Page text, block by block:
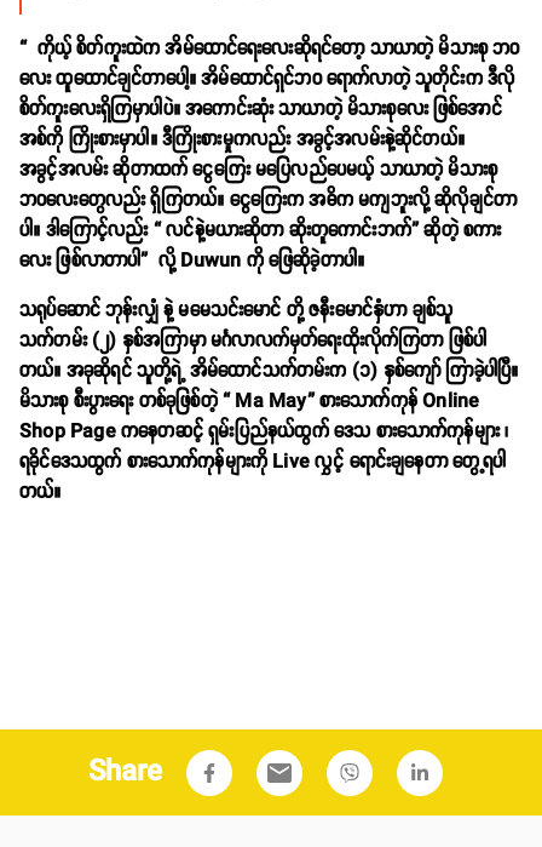
“ ကိုယ့် စိတ်ကူးထဲက အိမ်ထောင်ရေးလေးဆိုရင်တော့ သာယာတဲ့ မိသားစု ဘဝ
လေး ထူထောင်ချင်တာပေါ့။ အိမ်ထောင်ရှင်ဘဝ ရောက်လာတဲ့ သူတိုင်းက ဒီလို
စိတ်ကူးလေးရှိကြမှာပါပဲ။ အကောင်းဆုံး သာယာတဲ့ မိသားစုလေး ဖြစ်အောင်
အစ်ကို ကြိုးစားမှာပါ။ ဒီကြိုးစားမှုကလည်း အခွင့်အလမ်းနဲ့ဆိုင်တယ်။
အခွင့်အလမ်း ဆိုတာထက် ငွေကြေး မပြေလည်ပေမယ့် သာယာတဲ့ မိသားစု
ဘဝလေးတွေလည်း ရှိကြတယ်။ ငွေကြေးက အဓိက မကျဘူးလို့ ဆိုလိုချင်တာ
ပါ။ ဒါကြောင့်လည်း “ လင်နဲ့မယားဆိုတာ ဆိုးတူကောင်းဘက်” ဆိုတဲ့ စကား
လေး ဖြစ်လာတာပါ” လို့ Duwun ကို ဖြေဆိုခဲ့တာပါ။
သရုပ်ဆောင် ဘုန်းလျှံ နဲ့ မမေသင်းမောင် တို့ ဇနီးမောင်နှံဟာ ချစ်သူ
သက်တမ်း (၂) နှစ်အကြာမှာ မင်္ဂလာလက်မှတ်ရေးထိုးလိုက်ကြတာ ဖြစ်ပါ
တယ်။ အခုဆိုရင် သူတို့ရဲ့ အိမ်ထောင်သက်တမ်းက (၁) နှစ်ကျော် ကြာခဲ့ပါပြီ။
မိသားစု စီးပွားရေး တစ်ခုဖြစ်တဲ့ “ Ma May” စားသောက်ကုန် Online
Shop Page ကနေတဆင့် ရှမ်းပြည်နယ်ထွက် ဒေသ စားသောက်ကုန်များ ၊
ရခိုင်ဒေသထွက် စားသောက်ကုန်များကို Live လွှင့် ရောင်းချနေတာ တွေ့ရပါ
တယ်။
Share email